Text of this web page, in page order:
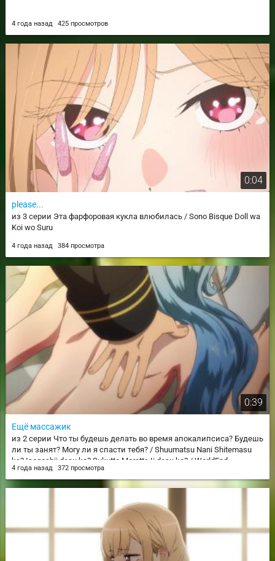
4 года назад 425 просмотров
0:04
please...
из 3 серии Эта фарфоровая кукла влюбилась / Sono Bisque Doll wa
Koi wo Suru
4 года назад 384 просмотра
0:39
Ещё массажик
из 2 серии Что ты будешь делать во время апокалипсиса? Будешь
ли ты занят? Могу ли я спасти тебя? / Shuumatsu Nani Shitemasu
ka? Isogashii desu ka? Sukutte Moratte Ii desu ka? / WorldEnd
4 года назад 372 просмотра